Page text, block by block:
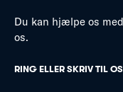
Du kan hjælpe os
os.
RING ELLER SKRIV TIL